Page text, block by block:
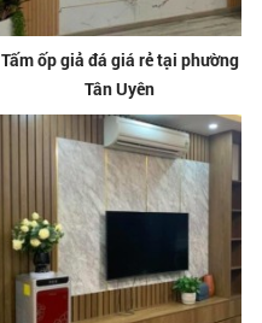
Tấm ốp giả đá giá rẻ tại phường
Tân Uyên